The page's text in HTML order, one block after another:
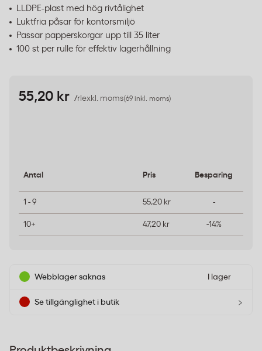
LLDPE-plast med hög rivtålighet
Luktfria påsar för kontorsmiljö
Passar papperskorgar upp till 35 liter
100 st per rulle för effektiv lagerhållning
55,20 kr /rl exkl. moms(69 inkl. moms)
Antal Pris Besparing
1 - 9 55,20 kr -
10+ 47,20 kr -14%
Webblager saknas I lager
Se tillgänglighet i butik ›